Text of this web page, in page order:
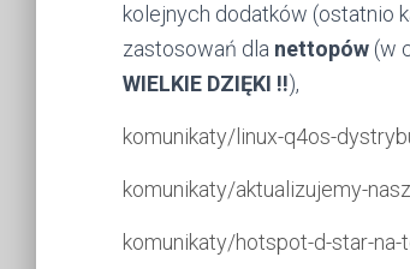
kolejnych dodatków (ostatnio
zastosowań dla nettopów (w
WIELKIE DZIĘKI !!),
komunikaty/linux-q4os-
komunikaty/aktualizujemy-
komunikaty/hotspot-d-star-